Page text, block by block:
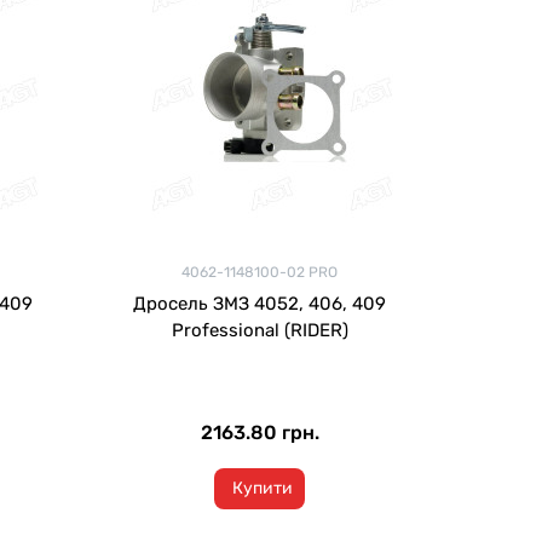
4062-1148100-02 PRO
Дросель ЗМЗ 4052, 406, 409
Professional (RIDER)
2163.80 грн.
Купити